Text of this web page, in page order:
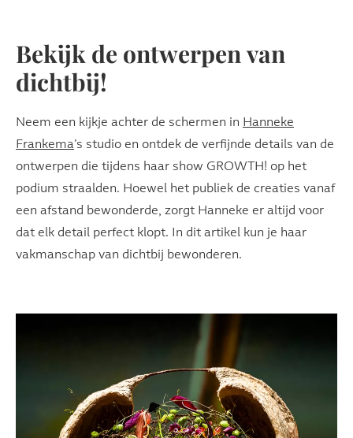
Bekijk de ontwerpen van
dichtbij!
Neem een kijkje achter de schermen in Hanneke
Frankema’s studio en ontdek de verfijnde details van de
ontwerpen die tijdens haar show GROWTH! op het
podium straalden. Hoewel het publiek de creaties vanaf
een afstand bewonderde, zorgt Hanneke er altijd voor
dat elk detail perfect klopt. In dit artikel kun je haar
vakmanschap van dichtbij bewonderen.